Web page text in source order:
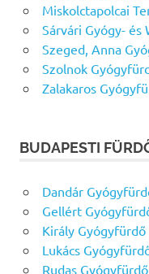
Miskolctapolcai
Sárvári Gyógy- és
Szeged, Anna
Szolnok
Zalakaros
BUDAPESTI
Dandár
Gellért
Király Gyógyfürdő
Lukács
Rudas Gyógyfürdő